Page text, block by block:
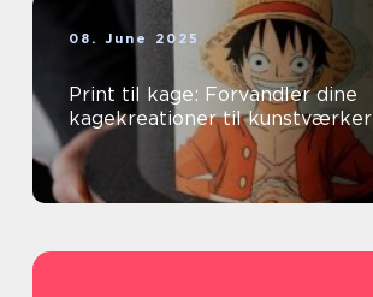
08. June 2025
Print til kage: Forvandler dine
kagekreationer til kunstværker